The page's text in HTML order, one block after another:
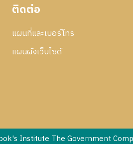
ติดต่อ
แผนที่และเบอร์โทร
แผนผังเว็บไซด์
Institute The Government